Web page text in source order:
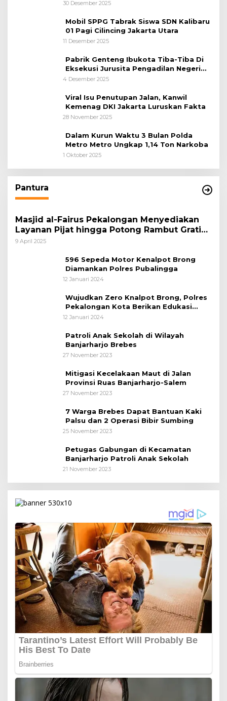
30 Desember 2025
Mobil SPPG Tabrak Siswa SDN Kalibaru
01 Pagi Cilincing Jakarta Utara
11 Desember 2025
Pabrik Genteng Ibukota Tiba-Tiba Di
Eksekusi Jurusita Pengadilan Negeri
Tangerang, Diduga Cacat Hukum Sejak
4 Desember 2025
Viral Isu Penutupan Jalan, Kanwil
Kemenag DKI Jakarta Luruskan Fakta
28 November 2025
Dalam Kurun Waktu 3 Bulan Polda
Metro Metro Ungkap 1,14 Ton Narkoba
1 Oktober 2025
Pantura
Masjid al-Fairus Pekalongan Menyediakan
Layanan Pijat hingga Potong Rambut Gratis
bagi Pemudik Lebaran 2025
9 April 2025
596 Sepeda Motor Kenalpot Brong
Diamankan Polres Pubalingga
12 Januari 2024
Wujudkan Zero Knalpot Brong, Polres
Pekalongan Kota Berikan Edukasi
Kepada Pelajar
12 Januari 2024
Patroli Anak Sekolah di Wilayah
Banjarharjo Brebes
27 November 2023
Mitigasi Kecelakaan Maut di Jalan
Provinsi Ruas Banjarharjo-Salem
27 November 2023
7 Warga Brebes Dapat Bantuan Kaki
Palsu dan 2 Operasi Bibir Sumbing
25 November 2023
Petugas Gabungan di Kecamatan
Banjarharjo Patroli Anak Sekolah
21 November 2023